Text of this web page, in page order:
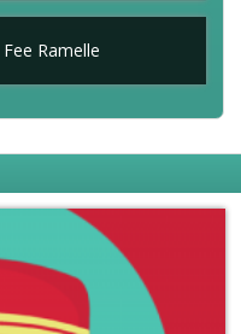
Ramelle